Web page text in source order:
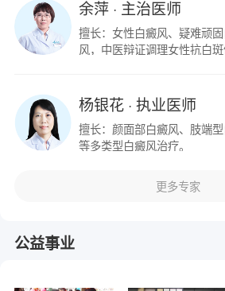
余萍· 主治医师
擅长：女性白癜风、疑难顽
风，中医辩证调理女性抗白斑
杨银花· 执业医师
擅长：颜面部白癜风、肢端
等多类型白癜风治疗。
更多专家
公益事业